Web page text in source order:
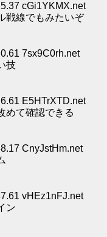
cGi1YKMX.net
戦線でもみたいぞ
7sx9C0rh.net
技
E5HTrXTD.net
めて確認できる
CnyJstHm.net
vHEz1nFJ.net
ン